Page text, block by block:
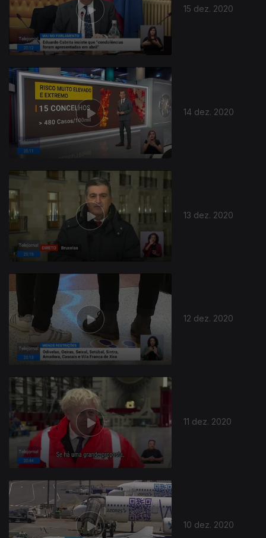
15 dez. 2020
14 dez. 2020
13 dez. 2020
12 dez. 2020
11 dez. 2020
10 dez. 2020